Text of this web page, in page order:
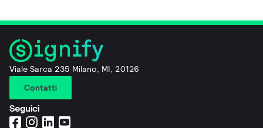
Viale Sarca 235 Milano, MI, 20126
Contatti
Seguici